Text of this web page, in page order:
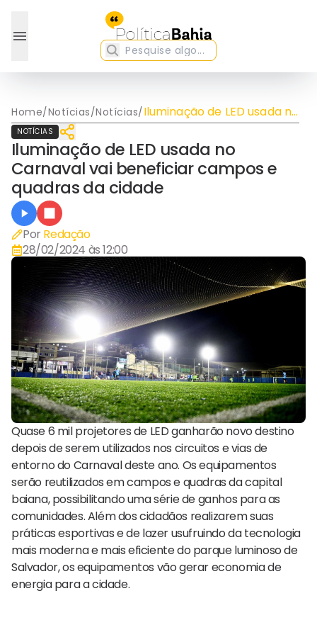
Home/Notícias/Notícias/Iluminação de LED usada no
Carnaval vai beneficiar
cidade
NOTÍCIAS
Iluminação de LED usada no
Carnaval vai beneficiar campos e
quadras da cidade
Por Redação
28/02/2024 às 12:00
Quase 6 mil projetores de LED ganharão novo destino
depois de serem utilizados nos circuitos e vias de
entorno do Carnaval deste ano. Os equipamentos
serão reutilizados em campos e quadras da capital
baiana, possibilitando uma série de ganhos para as
comunidades. Além dos cidadãos realizarem suas
práticas esportivas e de lazer usufruindo da tecnologia
mais moderna e mais eficiente do parque luminoso de
Salvador, os equipamentos vão gerar economia de
energia para a cidade.